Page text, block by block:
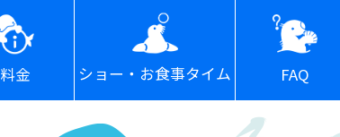
料金 ショー・お食事タイム FAQ